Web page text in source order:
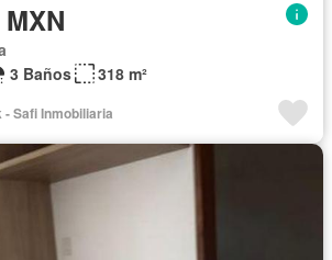
3 Baños 318 m²
- Safi Inmobiliaria